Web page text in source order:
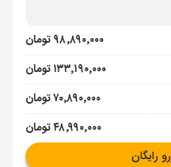
۹۸٬۸۹۰٬۰۰۰ تومان
۱۳۳٬۱۹۰٬۰۰۰ تومان
۷۰٬۸۹۰٬۰۰۰ تومان
۴۸٬۹۹۰٬۰۰۰ تومان
رایگان